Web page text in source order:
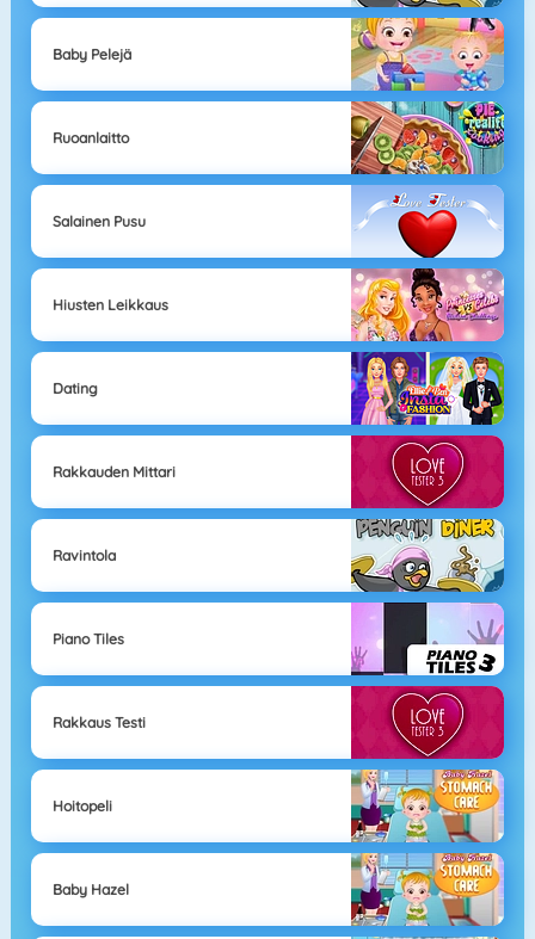
Baby Pelejä
Ruoanlaitto
Salainen Pusu
Hiusten Leikkaus
Dating
Rakkauden Mittari
Ravintola
Piano Tiles
Rakkaus Testi
Hoitopeli
Baby Hazel